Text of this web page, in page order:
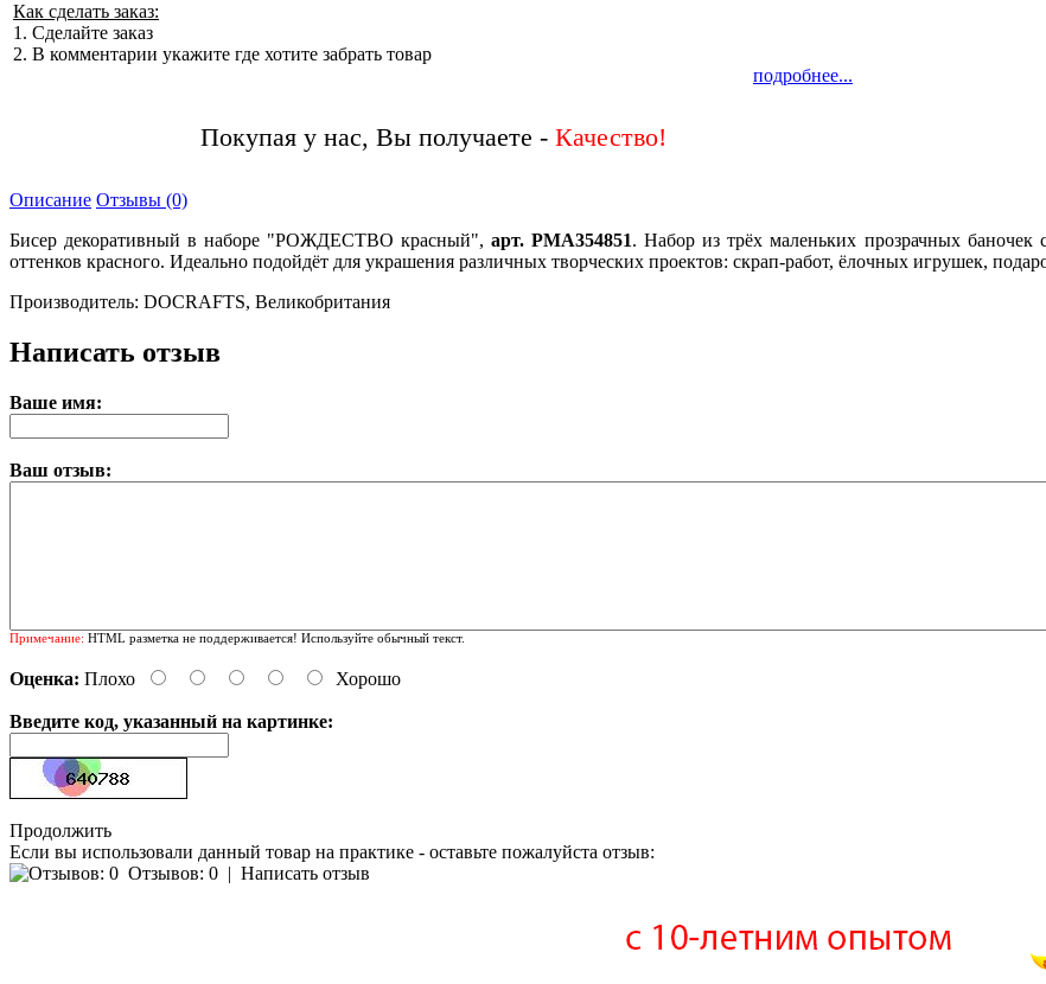
Как сделать заказ:
1. Сделайте заказ
2. В комментарии укажите где хотите забрать товар
подробнее...
Покупая у нас, Вы получаете -
Описание Отзывы (0)
Бисер декоративный в наборе "РОЖДЕСТВО красный",арт. PMA354851. Набор из трёх маленьких прозрачных
оттенков красного. Идеально подойдёт для украшения различных творческих проектов: скрап-работ, ёлочных игрушек,
Производитель: DOCRAFTS, Великобритания
Написать отзыв
Ваше имя:
Ваш отзыв:
Примечание: HTML разметка не поддерживается! Используйте обычный текст.
Оценка: Плохо Хорошо
Введите код, указанный на картинке:
Продолжить
Если вы использовали данный товар на практике - оставьте пожалуйста отзыв:
Отзывов: 0 | Написать отзыв